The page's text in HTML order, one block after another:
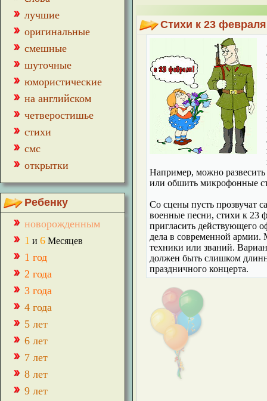
Стихи к 23
Например, можно
или обшить микрофонные
Со сцены пусть прозвучат
военные песни, стихи к 23
пригласить действующего
дела в современной
техники или званий.
должен быть слишком
праздничного концерта.
лучшие
оригинальные
смешные
шуточные
юмористические
на английском
четверостишье
стихи
смс
открытки
Ребенку
новорожденным
1 и 6 Месяцев
1 год
2 года
3 года
4 года
5 лет
6 лет
7 лет
8 лет
9 лет